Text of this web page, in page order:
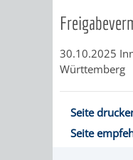
30.10.2025
Württemberg
Seite
Seite